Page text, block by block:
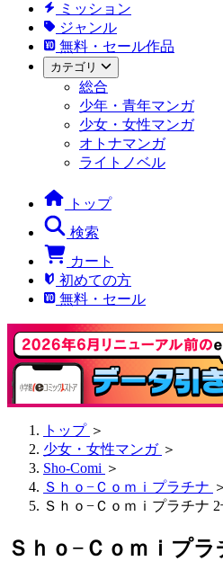
ミッション
ジャンル
無料・セール作品
カテゴリ
総合
少年・青年マンガ
少女・女性マンガ
オトナマンガ
ライトノベル
トップ
検索
カート
初めての方
無料・セール
トップ ＞
少女・女性マンガ ＞
Sho-Comi ＞
Ｓｈｏ−Ｃｏｍｉプラチナ ＞
Ｓｈｏ−Ｃｏｍｉプラチナ
Ｓｈｏ−Ｃｏｍｉプラ